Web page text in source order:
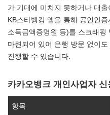
가 기대에 미치지 못하거나 대
KB스타뱅킹 앱을 통해 공인인
소득금액증명원 등)를 스크래핑
마련되어 있어 은행 방문 없이
진행할 수 있습니다.
카카오뱅크 개인사업자 신
항목